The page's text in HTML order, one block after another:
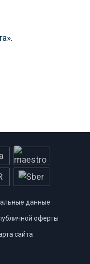
данные
оферты
сайта